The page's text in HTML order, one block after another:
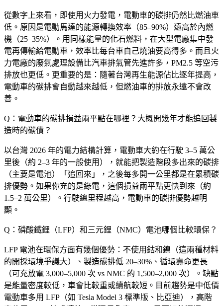
從數字上來看，即使用火力發電，電動車的碳排仍然比燃油車
低。原因是電動馬達的能源轉換效率（85–90%）遠高於內燃
機（25–35%）。用同樣能量的化石燃料，在大型電廠集中發
電再傳輸給電動車，效率比每台車自己燒油要高得多。而且火
力電廠的廢氣處理設備比汽車排氣管先進許多，PM2.5 等空污
排放也更低。更重要的是：隨著台灣再生能源佔比逐年提高，
電動車的碳排會自動越來越低，但燃油車的排放永遠不會改
善。
Q：電動車的碳排損益兩平點在哪裡？大概開幾年才能追回製
造時的碳債？
以台灣 2026 年的電力結構計算，電動車大約在行駛 3–5 萬公
里後（約 2–3 年的一般使用），就能把製造階段多出來的碳排
（主要是電池）「追回來」，之後每多開一公里都是在累積碳
排優勢。如果你充的是綠電，這個損益兩平點更快到來（約
1.5–2 萬公里）。行駛總里程越高，電動車的碳排優勢越明
顯。
Q：磷酸鐵鋰（LFP）和三元鋰（NMC）電池哪個比較環保？
LFP 電池在環保方面有幾個優勢：不使用鈷和鎳（這兩種材料
的開採環境爭議大）、製造碳排低 20–30%、循環壽命更長
（可充放電 3,000–5,000 次 vs NMC 的 1,500–2,000 次）。缺點
是能量密度較低，車會比較重或續航較短。目前趨勢是中低價
電動車多用 LFP（如 Tesla Model 3 標準版、比亞迪），高階